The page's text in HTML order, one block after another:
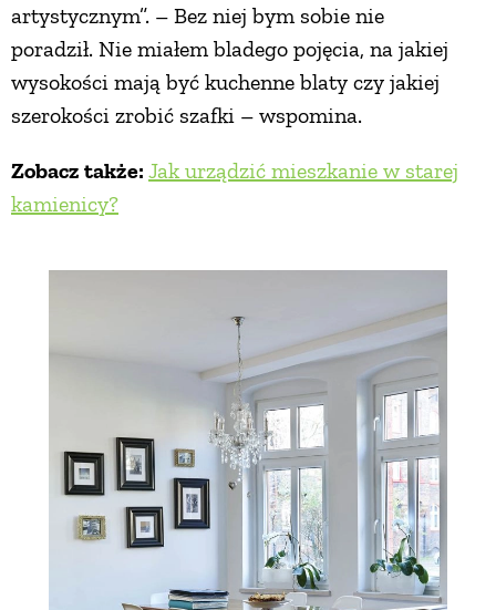
artystycznym”. – Bez niej bym sobie nie
poradził. Nie miałem bladego pojęcia, na jakiej
wysokości mają być kuchenne blaty czy jakiej
szerokości zrobić szafki – wspomina.
Zobacz także: Jak urządzić mieszkanie w starej
kamienicy?